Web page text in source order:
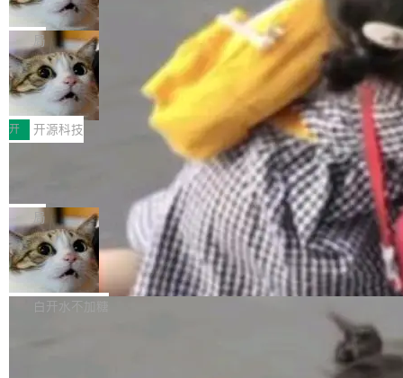
（<a href="https://bugzilla.mozilla.org/show_
bug.cgi?id=204...
orkers 跑了十年 Isolate。用 CEO Matthew Pri
nce 的话说：「我们一生都在用 Isolate 运行代
码，而 AI Agent 不需要容器，它们需要的是 Iso
late。」 容器为什么不合适 容器的问题在于启动
和销毁都太重了。一个 Agent 要执行的任务可能
只需要几毫秒的 CPU 时间，但容器从冷启动到
就绪要花数秒。如果未来有十...
诉讼，称“Apple is getting this wron
g”
上个月，苹果一纸诉状把 OpenAI 告上法庭，指
控其挖角苹果前员工并窃取商业秘密。苹果的诉
状把 OpenAI 描述成一个系统性地从前东家挖
人、套取机密信息的对手。 OpenAI 没发律师
函，也没选择庭外沉默。它在官网贴了一篇博
文，标题只有六个字：Apple is getting this wro
ng。 然后，它把邮件往来和 iMessage 聊天记
录全贴了出来。 他发错人了 苹果外部律师 Gabr
iel Gross 来自 Weil 律所，2 月 23 日下午 5:53
给 OpenAI 总法律顾问 Che Chang 发了封邮
件，附了一封长信，要求 OpenAI 配合调查前苹
果员工带走机密信...
局
HUAWEI MatePad Edge上架WorkBu
ddy鸿蒙PC版，说话就能干活的AI办公
搭子
全能AI工作台WorkBuddy鸿蒙PC版上架HUAWE
I MatePad Edge应用市场，直接下载即可使
用，与鸿蒙电脑上的体验一致。值得一提的是，
这是目前市面上唯一支持平板接入WorkBuddy P
C版的产品，搭载“人机双写”重磅功能——你写
你的，AI写AI的，同屏协作互不干扰。一句话让
AI帮你干活，现在开启全新体验！ 温馨提示：
体验WorkBuddy鸿蒙PC版前，请将 HUAWEI M
atePad Edge 升级至 HarmonyOS 6.1.0.135S
P9 patch03及以上版本。 *升级路径：设置 > 搜
开 开源科技
FFmpeg 9.0 发布：代号“Lei”，以此纪
全球知名开源多媒体框架 FFmpeg 今天正式发
布了 9.0 版本。这个版本除了带来新一代音视频
处理能力和硬件加速支持之外，还有一个特殊之
处：FFmpeg 9.0 的代号是“Lei”。 这个名字，
来自中国开发者雷霄骅（Lei Xiaohua）。 对于
很多中国音视频开发者而言，这个名字并不陌
局
亚马逊成本失控：AI 写代码烧掉 1215
万元，超预算 860%
外媒近日曝光了亚马逊的多份内部报告显示，AI
导致公司在多个项目上超支。《金融时报》报道
白开水不加糖